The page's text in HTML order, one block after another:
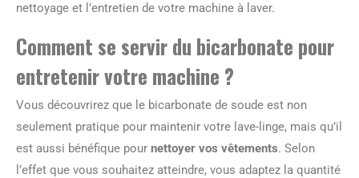
nettoyage et l’entretien de votre machine à laver.
Comment se servir du bicarbonate pour
entretenir votre machine ?
Vous découvrirez que le bicarbonate de soude est non
seulement pratique pour maintenir votre lave-linge, mais qu’il
est aussi bénéfique pour nettoyer vos vêtements. Selon
l’effet que vous souhaitez atteindre, vous adaptez la quantité